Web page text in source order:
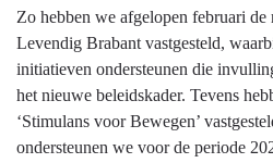
Erfgoed
Algemene
voortgang
Zo hebben we afgelopen februari
Levendig Brabant vastgesteld,
initiatieven ondersteunen die
het nieuwe beleidskader. Tevens
‘Stimulans voor Bewegen’
ondersteunen we voor de periode